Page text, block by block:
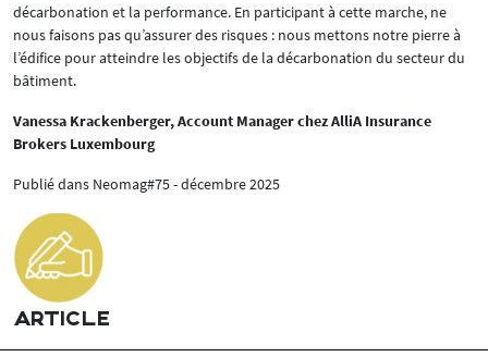
décarbonation et la performance. En participant à cette marche, ne
nous faisons pas qu’assurer des risques : nous mettons notre pierre à
l’édifice pour atteindre les objectifs de la décarbonation du secteur du
bâtiment.
Vanessa Krackenberger, Account Manager chez AlliA Insurance
Brokers Luxembourg
Publié dans Neomag#75 - décembre 2025
ARTICLE